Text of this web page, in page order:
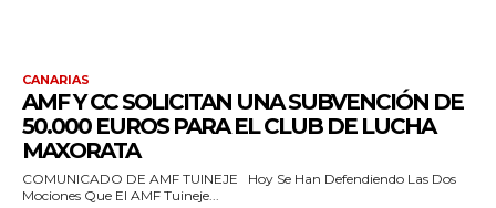
CANARIAS
AMF Y CC SOLICITAN UNA SUBVENCIÓN DE
50.000 EUROS PARA EL CLUB DE LUCHA
MAXORATA
COMUNICADO DE AMF TUINEJE Hoy Se Han Defendiendo Las Dos
Mociones Que El AMF Tuineje...